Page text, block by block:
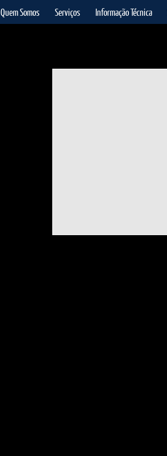
Quem Somos Serviços Informação Técnica